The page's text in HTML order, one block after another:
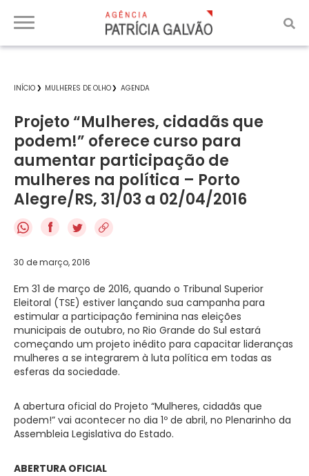
INÍCIO MULHERES DE OLHO AGENDA
Projeto “Mulheres, cidadãs que
podem!” oferece curso para
aumentar participação de
mulheres na política – Porto
Alegre/RS, 31/03 a 02/04/2016
f
30 de março, 2016
Em 31 de março de 2016, quando o Tribunal Superior
Eleitoral (TSE) estiver lançando sua campanha para
estimular a participação feminina nas eleições
municipais de outubro, no Rio Grande do Sul estará
começando um projeto inédito para capacitar lideranças
mulheres a se integrarem à luta política em todas as
esferas da sociedade.
A abertura oficial do Projeto “Mulheres, cidadãs que
podem!” vai acontecer no dia 1º de abril, no Plenarinho da
Assembleia Legislativa do Estado.
ABERTURA OFICIAL